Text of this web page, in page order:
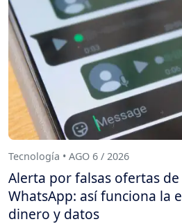
Tecnología • AGO 6 / 2026
Alerta por falsas ofertas
WhatsApp: así funciona la
dinero y datos